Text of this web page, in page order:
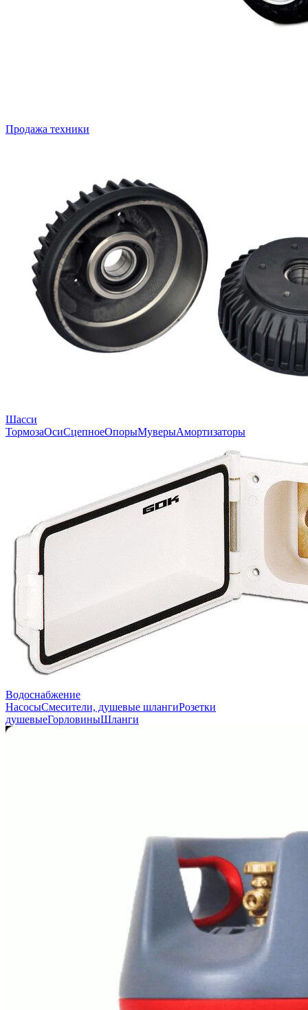
Продажа техники
Шасси
ТормозаОсиСцепноеОпорыМуверыАмортизаторы
Водоснабжение
НасосыСмесители, душевые шлангиРозетки
душевыеГорловиныШланги